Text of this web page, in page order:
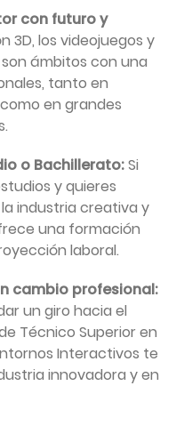
con futuro y
3D, los videojuegos y
ámbitos con una
tanto en
en grandes
o Bachillerato:Si
y quieres
industria creativa y
una formación
laboral.
cambio profesional:
un giro hacia el
Técnico Superior en
Interactivos te
innovadora y en